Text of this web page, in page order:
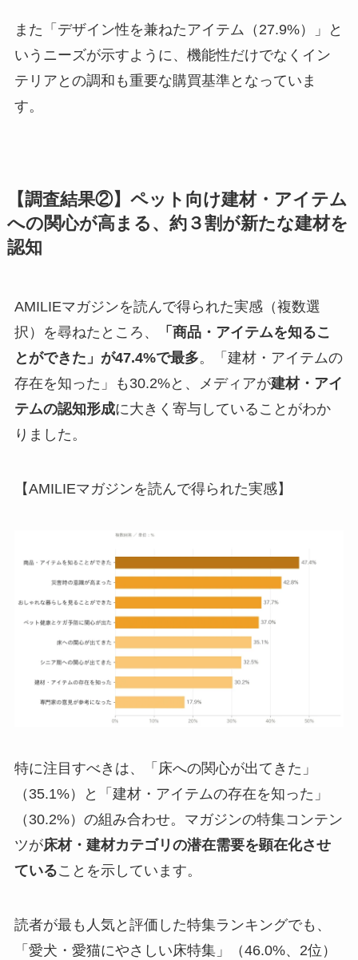
また「デザイン性を兼ねたアイテム（27.9%）」と
いうニーズが示すように、機能性だけでなくイン
テリアとの調和も重要な購買基準となっていま
す。
【調査結果②】ペット向け建材・アイテム
への関心が高まる、約３割が新たな建材を
認知
AMILIEマガジンを読んで得られた実感（複数選
択）を尋ねたところ、
「商品・アイテムを知るこ
とができた」が47.4%で最多。「建材・アイテムの
存在を知った」も30.2%と、メディアが建材・アイ
テムの認知形成に大きく寄与していることがわか
りました。
【AMILIEマガジンを読んで得られた実感】
特に注目すべきは、「床への関心が出てきた」
（35.1%）と「建材・アイテムの存在を知った」
（30.2%）の組み合わせ。マガジンの特集コンテン
ツが床材・建材カテゴリの潜在需要を顕在化させ
ていることを示しています。
読者が最も人気と評価した特集ランキングでも、
「愛犬・愛猫にやさしい床特集」（46.0%、2位）